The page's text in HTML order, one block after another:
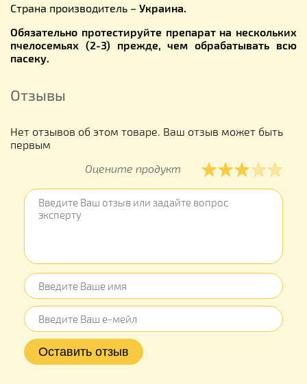
Страна производитель – Украина.
Обязательно протестируйте препарат на нескольких
пчелосемьях (2-3) прежде, чем обрабатывать всю
пасеку.
Отзывы
Нет отзывов об этом товаре. Ваш отзыв может быть
первым
Оцените продукт